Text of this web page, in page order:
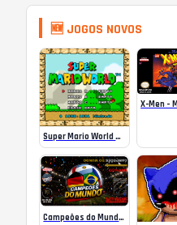
🆕 JOGOS NOVOS
Super Mario World SA-1 Online
Campeões do Mundo (ISS) Online